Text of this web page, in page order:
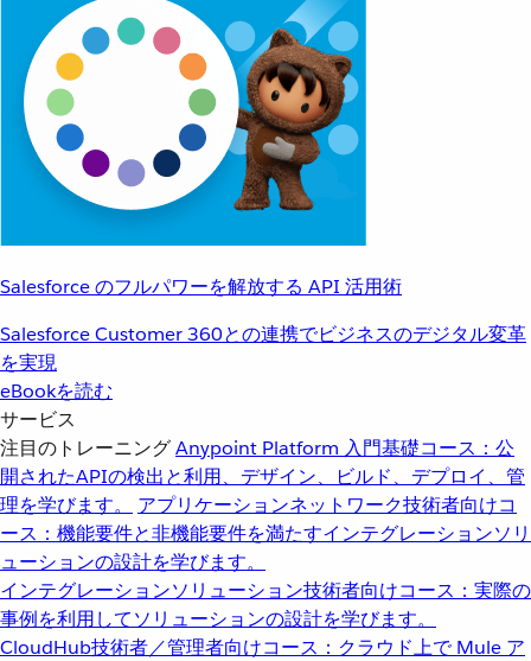
Salesforce のフルパワーを解放する API 活用術
Salesforce Customer 360との連携でビジネスのデジタル変革
を実現
eBookを読む
サービス
注目のトレーニングAnypoint Platform 入門基礎コース：公
開されたAPIの検出と利用、デザイン、ビルド、デプロイ、管
理を学びます。
アプリケーションネットワーク技術者向けコ
ース：機能要件と非機能要件を満たすインテグレーションソリ
ューションの設計を学びます。
インテグレーションソリューション技術者向けコース：実際の
事例を利用してソリューションの設計を学びます。
CloudHub技術者／管理者向けコース：クラウド上で Mule ア